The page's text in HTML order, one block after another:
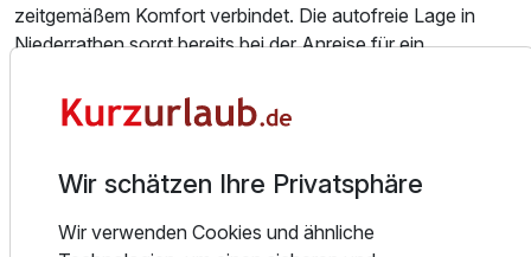
Ausstattung
Für 3 Tage
zeitgemäßem Komfort verbindet. Die autofreie Lage in
Niederrathen sorgt bereits bei der Anreise für ein
Sie die motorlose Gierseilfähre über die Elbe – mit Blick auf
die Felsenlandschaft des Nationalparks. Gleichzeitig sind
Region, darunter die Bastei, die Sie zu Fuß in etwa 30
Wir schätzen Ihre Privatsphäre
Wir verwenden Cookies und ähnliche